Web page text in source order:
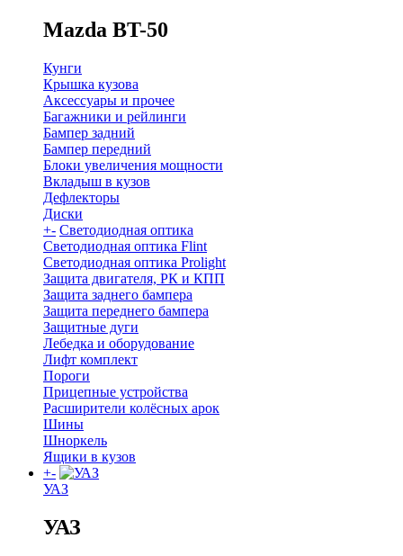
Mazda BT-50
Кунги
Крышка кузова
Аксессуары и прочее
Багажники и рейлинги
Бампер задний
Бампер передний
Блоки увеличения мощности
Вкладыш в кузов
Дефлекторы
Диски
+- Светодиодная оптика
Светодиодная оптика Flint
Светодиодная оптика Prolight
Защита двигателя, РК и КПП
Защита заднего бампера
Защита переднего бампера
Защитные дуги
Лебедка и оборудование
Лифт комплект
Пороги
Прицепные устройства
Расширители колёсных арок
Шины
Шноркель
Ящики в кузов
+-
УАЗ
УАЗ